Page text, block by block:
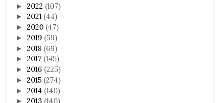
►2022 (107)
►2021 (44)
►2020 (47)
►2019 (59)
►2018 (69)
►2017 (145)
►2016 (225)
►2015 (274)
►2014 (140)
►2013 (140)